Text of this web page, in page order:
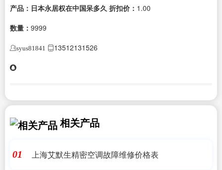
产品：日本永居权在中国呆多久 折扣价： 1.00
数量： 9999
syus81841 13512131526
相关产品
01 上海艾默生精密空调故障维修价格表